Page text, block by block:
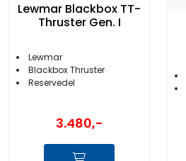
Lewmar Blackbox TT-
Thruster Gen. I
Lewmar
Blackbox Thruster
Reservedel
3.480,-